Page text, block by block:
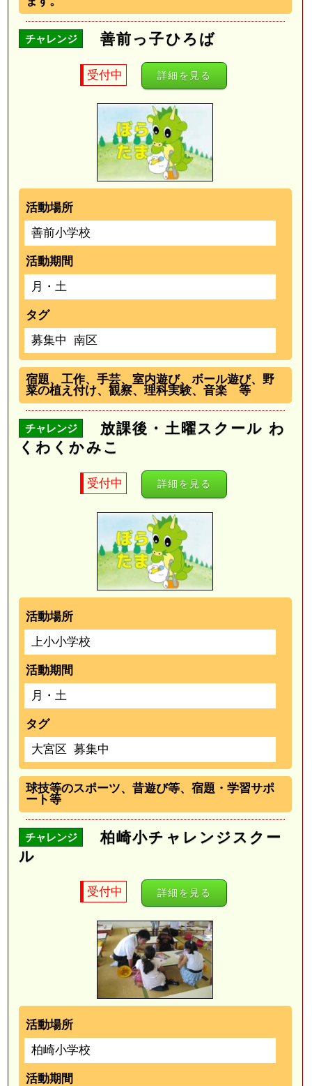
チャレンジ 善前っ子ひろば
受付中 詳細を見る
活動場所
善前小学校
活動期間
月・土
タグ
募集中
南区
宿題、工作、手芸、室内遊び、ボール遊び、野
菜の植え付け、観察、理科実験、音楽 等
チャレンジ
放課後・土曜スクール わ
くわくかみこ
受付中 詳細を見る
活動場所
上小小学校
活動期間
月・土
タグ
大宮区 募集中
球技等のスポーツ、昔遊び等、宿題・学習サポ
ート等
チャレンジ
柏崎小チャレンジスクー
ル
受付中 詳細を見る
活動場所
柏崎小学校
活動期間